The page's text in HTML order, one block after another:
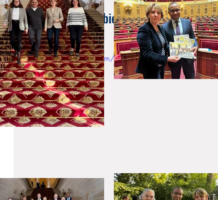
Intervention sur le bien-être animal en
Cazebonne
30 oct. 2017
https://www.youtube.com/watch?v=Ob-puXU5ODg